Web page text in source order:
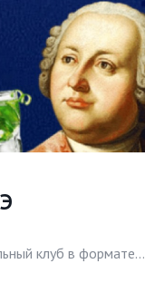
клуб в формате...